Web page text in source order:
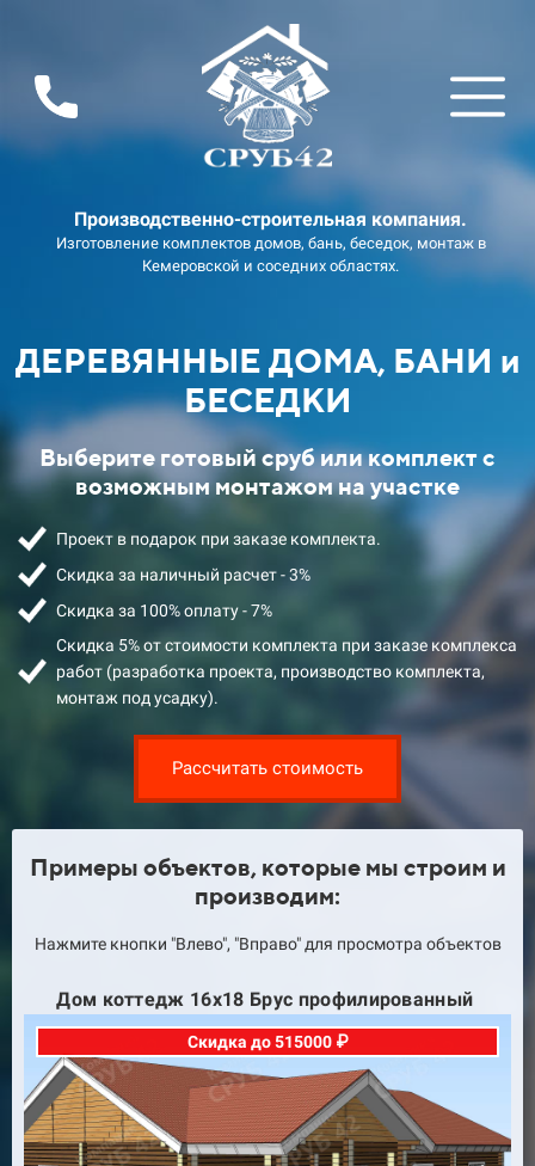
Производственно-строительная компания.
Изготовление комплектов домов, бань, беседок, монтаж в
Кемеровской и соседних областях.
ДЕРЕВЯННЫЕ ДОМА, БАНИ и
БЕСЕДКИ
Выберите готовый сруб или комплект с
возможным монтажом на участке
Проект в подарок при заказе комплекта.
Скидка за наличный расчет - 3%
Скидка за 100% оплату - 7%
Скидка 5% от стоимости комплекта при заказе комплекса
работ (разработка проекта, производство комплекта,
монтаж под усадку).
Рассчитать стоимость
Примеры объектов, которые мы строим и
производим:
Нажмите кнопки "Влево", "Вправо" для просмотра объектов
Дом коттедж 2эт 11х12 Оцилиндрованное
бревно
Скидка до 449900 ₽